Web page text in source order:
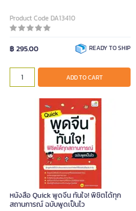
Product Code DA13410
฿ 295.00 READY TO SHIP
ADD TO CART
หนังสือ Quick พูดจีน ทันใจ! พิชิตได้ทุก
สถานการณ์ ฉบับพูดเป็นไว